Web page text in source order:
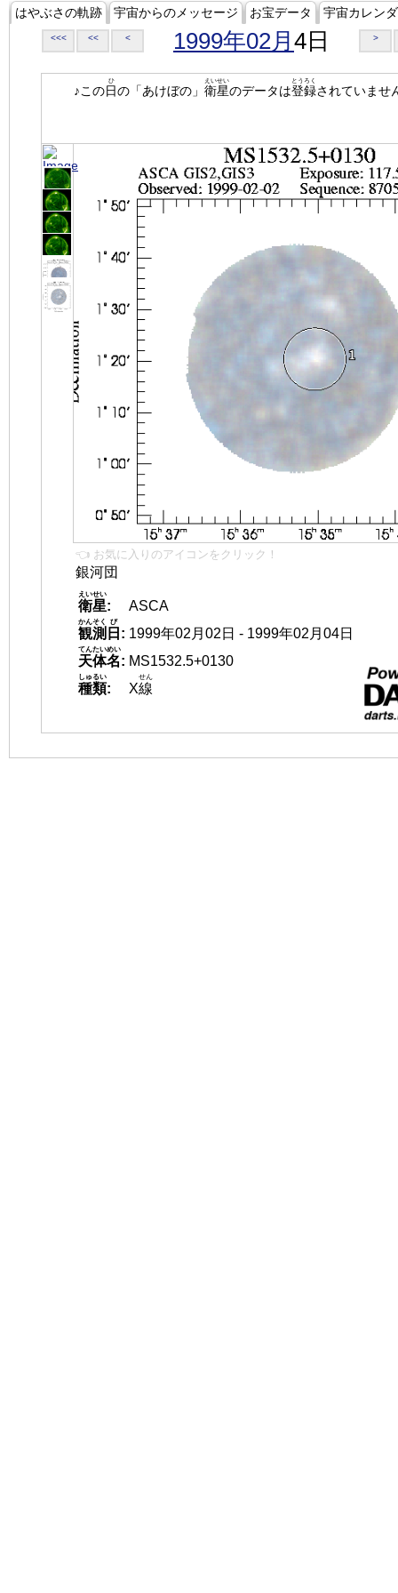
はやぶさの軌跡 宇宙からのメッセージ お宝データ 宇宙カレン
<<< << < 1999年02月 4日 >
♪この日
ひ
の「あけぼの」 衛星
えいせい
のデータは登録
とうろく
されていませ
👈 お気に入りのアイコンをクリック！
銀河団
衛星
えいせい
:
ASCA
観測
かんそく
日
び
: 1999年02月02日 - 1999年02月04日
天体名
てんたいめい
: MS1532.5+0130
種類
しゅるい
: X線
せん